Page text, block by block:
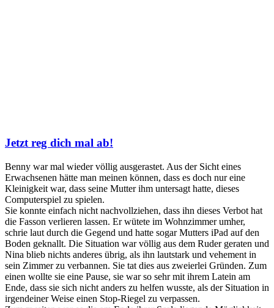
Jetzt reg dich mal ab!
Benny war mal wieder völlig ausgerastet. Aus der Sicht eines
Erwachsenen hätte man meinen können, dass es doch nur eine
Kleinigkeit war, dass seine Mutter ihm untersagt hatte, dieses
Computerspiel zu spielen.
Sie konnte einfach nicht nachvollziehen, dass ihn dieses Verbot hat
die Fasson verlieren lassen. Er wütete im Wohnzimmer umher,
schrie laut durch die Gegend und hatte sogar Mutters iPad auf den
Boden geknallt. Die Situation war völlig aus dem Ruder geraten und
Nina blieb nichts anderes übrig, als ihn lautstark und vehement in
sein Zimmer zu verbannen. Sie tat dies aus zweierlei Gründen. Zum
einen wollte sie eine Pause, sie war so sehr mit ihrem Latein am
Ende, dass sie sich nicht anders zu helfen wusste, als der Situation in
irgendeiner Weise einen Stop-Riegel zu verpassen.